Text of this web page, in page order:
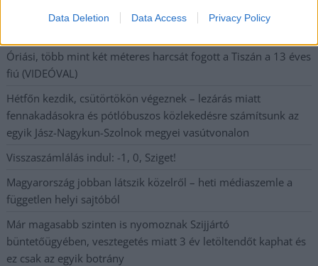
Data Deletion Data Access Privacy Policy
Óriási, több mint két méteres harcsát fogott a Tiszán a 13 éves
fiú (VIDEÓVAL)
Hétfőn kezdik, csütörtökön végeznek – lezárás miatt
fennakadásokra és pótlóbuszos közlekedésre számítsunk az
egyik Jász-Nagykun-Szolnok megyei vasútvonalon
Visszaszámlálás indul: -1, 0, Sziget!
Magyarország jobban látszik közelről – heti médiaszemle a
független helyi sajtóból
Már magasabb szinten is nyomoznak Szijjártó
büntetőügyében, vesztegetés miatt 3 év letöltendőt kaphat és
ez csak az egyik botrány